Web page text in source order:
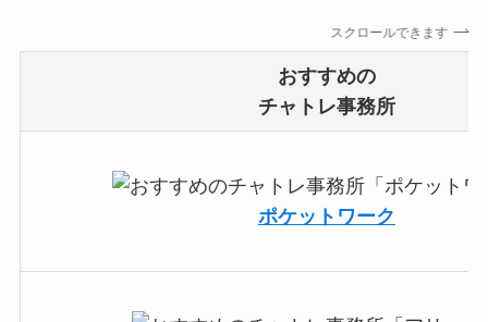
スクロールできます
おすすめの
チャトレ事務所
ポケットワーク